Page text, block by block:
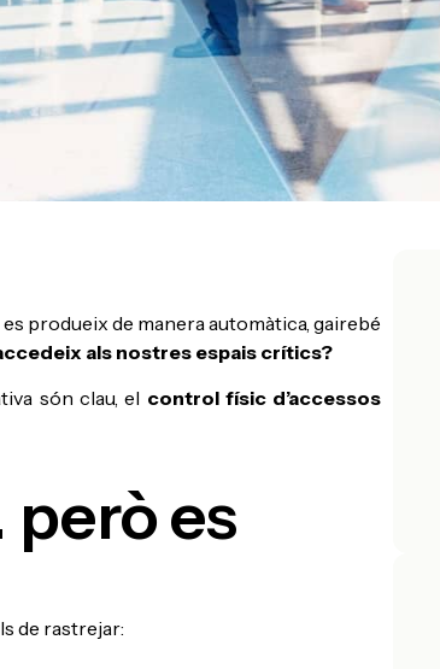
produeix de manera automàtica, gairebé
als nostres espais crítics?
són clau, el control físic d’accessos
però es
de rastrejar: